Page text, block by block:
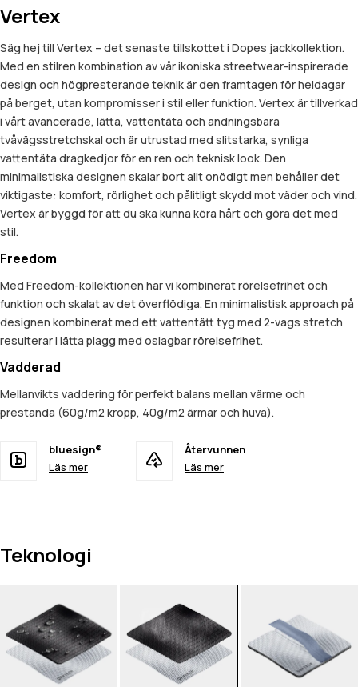
Vertex
Säg hej till Vertex – det senaste tillskottet i Dopes jackkollektion.
Med en stilren kombination av vår ikoniska streetwear-inspirerade
design och högpresterande teknik är den framtagen för heldagar
på berget, utan kompromisser i stil eller funktion. Vertex är tillverkad
i vårt avancerade, lätta, vattentäta och andningsbara
tvåvägsstretchskal och är utrustad med slitstarka, synliga
vattentäta dragkedjor för en ren och teknisk look. Den
minimalistiska designen skalar bort allt onödigt men behåller det
viktigaste: komfort, rörlighet och pålitligt skydd mot väder och vind.
Vertex är byggd för att du ska kunna köra hårt och göra det med
stil.
Freedom
Med Freedom-kollektionen har vi kombinerat rörelsefrihet och
funktion och skalat av det överflödiga. En minimalistisk approach på
designen kombinerat med ett vattentätt tyg med 2-vags stretch
resulterar i lätta plagg med oslagbar rörelsefrihet.
Vadderad
Mellanvikts vaddering för perfekt balans mellan värme och
prestanda (60g/m2 kropp, 40g/m2 ärmar och huva).
bluesign®
Läs mer
Återvunnen
Läs mer
Teknologi